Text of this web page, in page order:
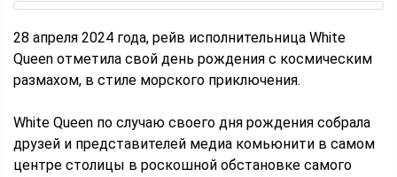
28 апреля 2024 года, рейв исполнительница White
Queen отметила свой день рождения с космическим
размахом, в стиле морского приключения.
White Queen по случаю своего дня рождения собрала
друзей и представителей медиа комьюнити в самом
центре столицы в роскошной обстановке самого